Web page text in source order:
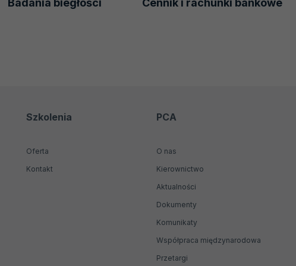
Szkolenia
Oferta
Kontakt
PCA
O nas
Kierownictwo
Aktualności
Dokumenty
Komunikaty
Współpraca międzynarodowa
Przetargi